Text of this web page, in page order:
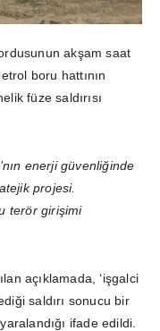
akşam saat
boru hattının
füze saldırısı
enerji güvenliğinde
projesi.
terör girişimi
açıklamada, ‘işgalci
saldırı sonucu bir
ifade edildi.